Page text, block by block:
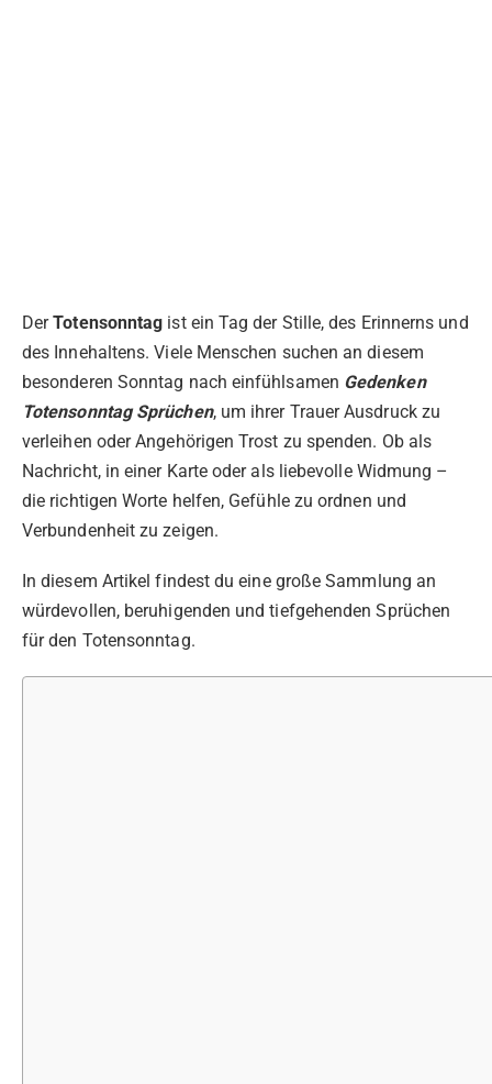
DerTotensonntag ist ein Tag der Stille, des Erinnerns und
des Innehaltens. Viele Menschen suchen an diesem
besonderen Sonntag nach einfühlsamen Gedenken
Totensonntag Sprüchen, um ihrer Trauer Ausdruck zu
verleihen oder Angehörigen Trost zu spenden. Ob als
Nachricht, in einer Karte oder als liebevolle Widmung –
die richtigen Worte helfen, Gefühle zu ordnen und
Verbundenheit zu zeigen.
In diesem Artikel findest du eine große Sammlung an
würdevollen, beruhigenden und tiefgehenden Sprüchen
für den Totensonntag.